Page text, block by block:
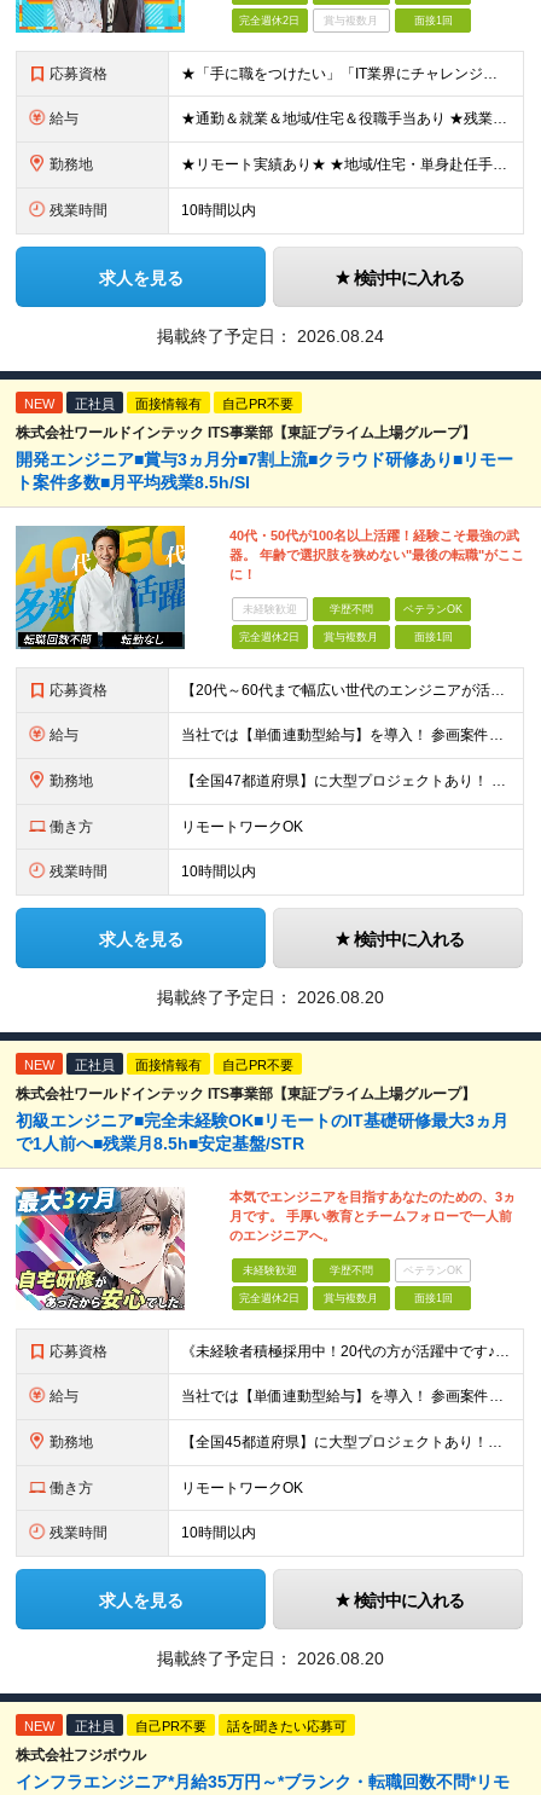
完全週休2日 賞与複数月 面接1回
応募資格 ★「手に職をつけたい」「IT業界にチャレンジしたい」方歓迎！ ■学歴不問 ■IT知識・理系文系不問！未経験・第二新卒OK ★ITサポート・IT事務やエンジニアの経験をお持ちの方は優遇します！ 地方在
給与 ★通勤＆就業＆地域/住宅＆役職手当あり ★残業代は全額支給 ★選べる給与制度あり！ ■東京・神奈川・千葉・埼玉勤務の場合 月給24.5万円～55万円＋諸手当 （残業代は全額支給） (20,000円の
勤務地 ★リモート実績あり★ ★地域/住宅・単身赴任手当などサポートも万全 ★転任費用や寮・社宅制度も完備しています ★勤務地については希望を考慮の上、決定します ★面接地エリアでの就業率92％以上！ 『地
残業時間 10時間以内
求人を見る 検討中に入れる
掲載終了予定日： 2026.08.24
NEW 正社員 面接情報有 自己PR不要
株式会社ワールドインテック ITS事業部【東証プライム上場グループ】
開発エンジニア■賞与3ヵ月分■7割上流■クラウド研修あり■リモー
ト案件多数■月平均残業8.5h/SI
40代・50代が100名以上活躍！経験こそ最強の武
器。 年齢で選択肢を狭めない"最後の転職"がここ
に！
未経験歓迎 学歴不問 ベテランOK
完全週休2日 賞与複数月 面接1回
応募資格 【20代～60代まで幅広い世代のエンジニアが活躍してます】 ■学歴不問 ■転職回数不問 ■開発経験（年数不問）をお持ちの方
給与 当社では【単価連動型給与】を導入！ 参画案件の契約単価に連動して給与が決定。 還元率は単価の【70％～80％】と東証プライム上場グループとして高水準です！（社会保険料・教育コスト含む） ■関東：月給
勤務地 【全国47都道府県】に大型プロジェクトあり！ 主要勤務地： 北海道/宮城県/栃木県/埼玉県/千葉県/東京都/神奈川県/愛知県/大阪府/京都府/兵庫県/広島県/福岡県/熊本県 ※勤務エリアは、あなたの
働き方 リモートワークOK
残業時間 10時間以内
求人を見る 検討中に入れる
掲載終了予定日： 2026.08.20
NEW 正社員 面接情報有 自己PR不要
株式会社ワールドインテック ITS事業部【東証プライム上場グループ】
初級エンジニア■完全未経験OK■リモートのIT基礎研修最大3ヵ月
で1人前へ■残業月8.5h■安定基盤/STR
本気でエンジニアを目指すあなたのための、3ヵ
月です。 手厚い教育とチームフォローで一人前
のエンジニアへ。
未経験歓迎 学歴不問 ベテランOK
完全週休2日 賞与複数月 面接1回
応募資格 《未経験者積極採用中！20代の方が活躍中です♪》 ◎約4割が実務未経験入社！ ■学歴・職歴は一切問いません！ ■第二新卒の方もお気軽にご相談ください♪ ■入社してから数年は、転勤の可能性があります
給与 当社では【単価連動型給与】を導入！ 参画案件の契約単価に連動して給与が決定。 還元率は単価の【70％～80％】と東証プライム上場グループとして高水準です！（社会保険料・教育コスト含む） ■関東：月給
勤務地 【全国45都道府県】に大型プロジェクトあり！※ 四国・沖縄を除く 主要勤務地： 北海道/宮城県/栃木県/埼玉県/千葉県/東京都/神奈川県/愛知県/大阪府/京都府/兵庫県/広島県/福岡県/熊本県 ※勤
働き方 リモートワークOK
残業時間 10時間以内
求人を見る 検討中に入れる
掲載終了予定日： 2026.08.20
NEW 正社員 自己PR不要 話を聞きたい応募可
株式会社フジボウル
インフラエンジニア*月給35万円～*ブランク・転職回数不問*リモ